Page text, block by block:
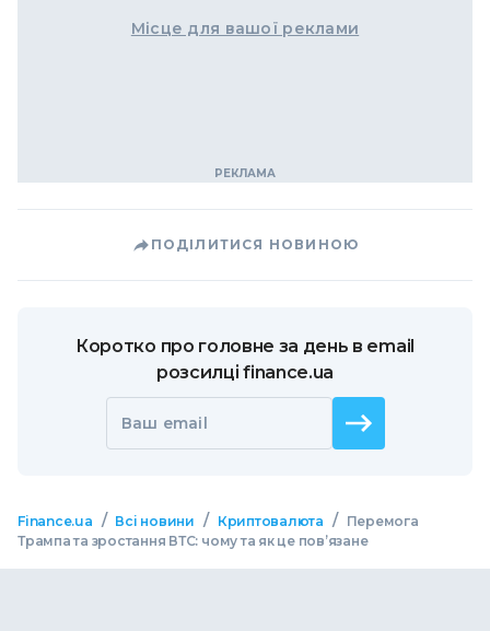
Місце для вашої реклами
ПОДІЛИТИСЯ НОВИНОЮ
Коротко про головне за день в email
розсилці finance.ua
Ваш email
Finance.ua / Всі новини / Криптовалюта /
Перемога
Трампа та зростання ВТС: чому та як це пов’язане